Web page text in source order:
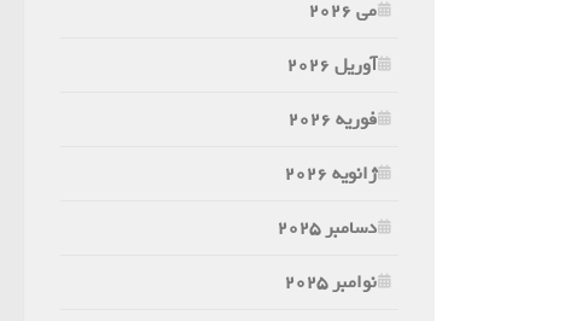
می 2026
آوریل 2026
فوریه 2026
ژانویه 2026
دسامبر 2025
نوامبر 2025